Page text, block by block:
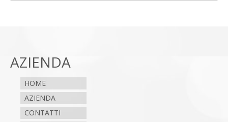
AZIENDA
HOME
AZIENDA
CONTATTI